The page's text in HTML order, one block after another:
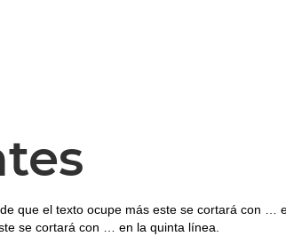
que el texto ocupe más este se cortará con …
se cortará con … en la quinta línea.